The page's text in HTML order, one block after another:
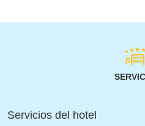
Servicios del hotel